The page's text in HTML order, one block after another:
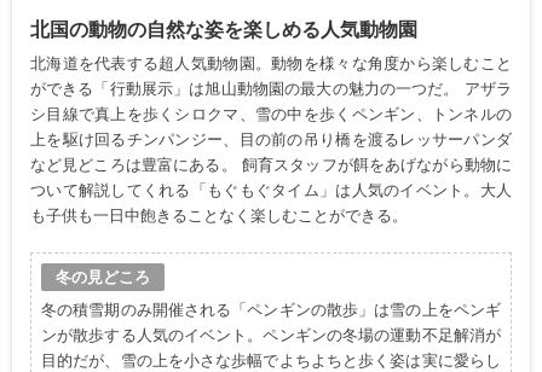
北国の動物の自然な姿を楽しめる人気動物園
北海道を代表する超人気動物園。動物を様々な角度から楽しむこと
ができる「行動展示」は旭山動物園の最大の魅力の一つだ。 アザラ
シ目線で真上を歩くシロクマ、雪の中を歩くペンギン、トンネルの
上を駆け回るチンパンジー、目の前の吊り橋を渡るレッサーパンダ
など見どころは豊富にある。 飼育スタッフが餌をあげながら動物に
ついて解説してくれる「もぐもぐタイム」は人気のイベント。大人
も子供も一日中飽きることなく楽しむことができる。
冬の見どころ
冬の積雪期のみ開催される「ペンギンの散歩」は雪の上をペンギ
ンが散歩する人気のイベント。ペンギンの冬場の運動不足解消が
目的だが、雪の上を小さな歩幅でよちよちと歩く姿は実に愛らし